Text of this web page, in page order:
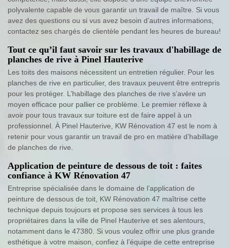
polyvalente capable de vous garantir un travail de maître. Si vous
avez des questions ou si vus avez besoin d’autres informations,
contactez ses chargés de clientèle pendant les heures de bureau!
Tout ce qu’il faut savoir sur les travaux d'habillage de
planches de rive à Pinel Hauterive
Les toits des maisons nécessitent un entretien régulier. Pour les
planches de rive en particulier, des travaux peuvent être entrepris
pour les protéger. L’habillage des planches de rive s’avère un
moyen efficace pour pallier ce problème. Le premier réflexe à
avoir pour tous travaux sur toiture est de faire appel à un
professionnel. À Pinel Hauterive, KW Rénovation 47 est le nom à
retenir pour vous garantir un travail de pro en matière d’habillage
de planches de rive.
Application de peinture de dessous de toit : faites
confiance à KW Rénovation 47
Entreprise spécialisée dans le domaine de l’application de
peinture de dessous de toit, KW Rénovation 47 maîtrise cette
technique depuis toujours et propose ses services à tous les
propriétaires dans la ville de Pinel Hauterive et ses alentours,
notamment dans le 47380. Si vous voulez offrir une plus grande
esthétique à votre maison, confiez à l’équipe de cette entreprise